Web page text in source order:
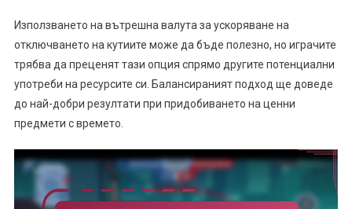
Използването на вътрешна валута за ускоряване на
отключването на кутиите може да бъде полезно, но играчите
трябва да преценят тази опция спрямо другите потенциални
употреби на ресурсите си. Балансираният подход ще доведе
до най-добри резултати при придобиването на ценни
предмети с времето.